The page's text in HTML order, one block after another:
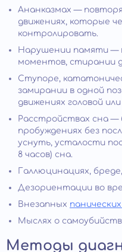
Ананказмах —
движениях, которые
контролировать.
Нарушении памяти —
моментов, стирании
Ступоре,
замирании в одной
движениях головой
Расстройствах сна —
пробуждениях без
уснуть, усталости
8 часов) сна.
Галлюцинациях,
Дезориентации во
Внезапных
Мыслях о
Методы